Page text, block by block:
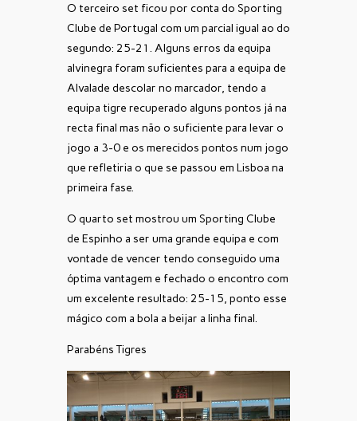
O terceiro set ficou por conta do Sporting
Clube de Portugal com um parcial igual ao do
segundo: 25-21. Alguns erros da equipa
alvinegra foram suficientes para a equipa de
Alvalade descolar no marcador, tendo a
equipa tigre recuperado alguns pontos já na
recta final mas não o suficiente para levar o
jogo a 3-0 e os merecidos pontos num jogo
que refletiria o que se passou em Lisboa na
primeira fase.
O quarto set mostrou um Sporting Clube
de Espinho a ser uma grande equipa e com
vontade de vencer tendo conseguido uma
óptima vantagem e fechado o encontro com
um excelente resultado: 25-15, ponto esse
mágico com a bola a beijar a linha final.
Parabéns Tigres